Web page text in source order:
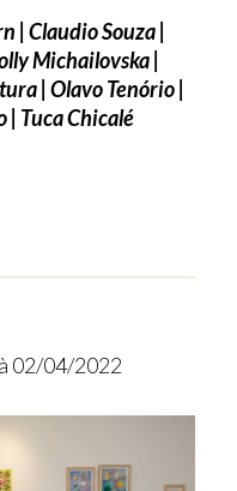
| Claudio Souza |
Michailovska |
| Olavo Tenório |
| Tuca Chicalé
02/04/2022